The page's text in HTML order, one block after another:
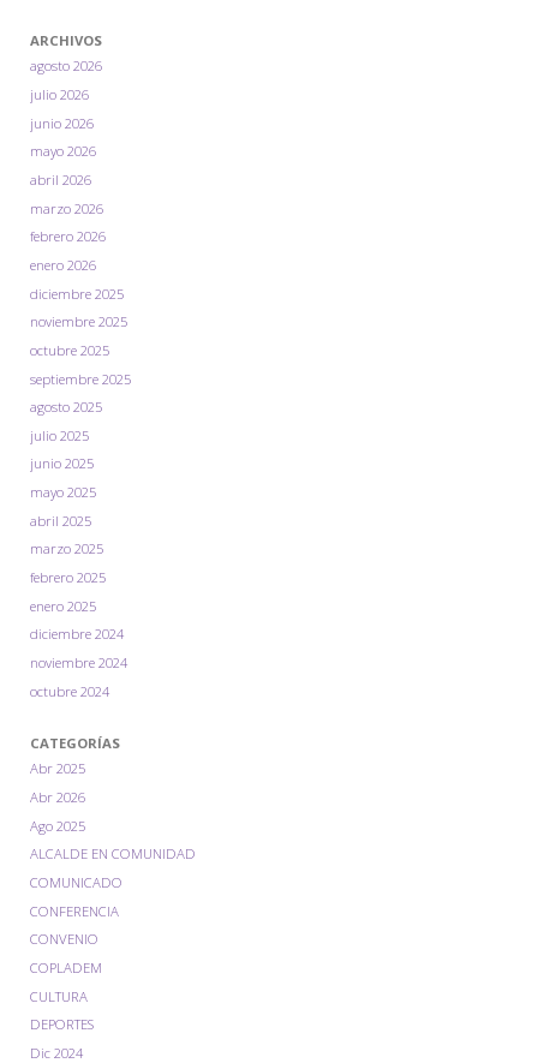
ARCHIVOS
agosto 2026
julio 2026
junio 2026
mayo 2026
abril 2026
marzo 2026
febrero 2026
enero 2026
diciembre 2025
noviembre 2025
octubre 2025
septiembre 2025
agosto 2025
julio 2025
junio 2025
mayo 2025
abril 2025
marzo 2025
febrero 2025
enero 2025
diciembre 2024
noviembre 2024
octubre 2024
CATEGORÍAS
Abr 2025
Abr 2026
Ago 2025
ALCALDE EN COMUNIDAD
COMUNICADO
CONFERENCIA
CONVENIO
COPLADEM
CULTURA
DEPORTES
Dic 2024